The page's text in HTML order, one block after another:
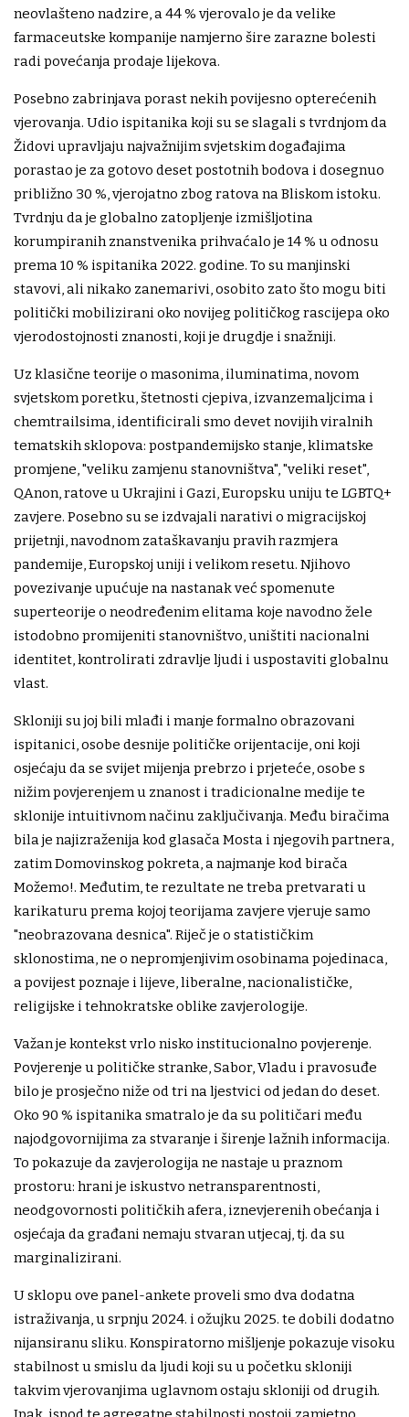
neovlašteno nadzire, a 44 % vjerovalo je da velike
farmaceutske kompanije namjerno šire zarazne bolesti
radi povećanja prodaje lijekova.
Posebno zabrinjava porast nekih povijesno opterećenih
vjerovanja. Udio ispitanika koji su se slagali s tvrdnjom da
Židovi upravljaju najvažnijim svjetskim događajima
porastao je za gotovo deset postotnih bodova i dosegnuo
približno 30 %, vjerojatno zbog ratova na Bliskom istoku.
Tvrdnju da je globalno zatopljenje izmišljotina
korumpiranih znanstvenika prihvaćalo je 14 % u odnosu
prema 10 % ispitanika 2022. godine. To su manjinski
stavovi, ali nikako zanemarivi, osobito zato što mogu biti
politički mobilizirani oko novijeg političkog rascijepa oko
vjerodostojnosti znanosti, koji je drugdje i snažniji.
Uz klasične teorije o masonima, iluminatima, novom
svjetskom poretku, štetnosti cjepiva, izvanzemaljcima i
chemtrailsima, identificirali smo devet novijih viralnih
tematskih sklopova: postpandemijsko stanje, klimatske
promjene, "veliku zamjenu stanovništva", "veliki reset",
QAnon, ratove u Ukrajini i Gazi, Europsku uniju te LGBTQ+
zavjere. Posebno su se izdvajali narativi o migracijskoj
prijetnji, navodnom zataškavanju pravih razmjera
pandemije, Europskoj uniji i velikom resetu. Njihovo
povezivanje upućuje na nastanak već spomenute
superteorije o neodređenim elitama koje navodno žele
istodobno promijeniti stanovništvo, uništiti nacionalni
identitet, kontrolirati zdravlje ljudi i uspostaviti globalnu
vlast.
Skloniji su joj bili mlađi i manje formalno obrazovani
ispitanici, osobe desnije političke orijentacije, oni koji
osjećaju da se svijet mijenja prebrzo i prjeteće, osobe s
nižim povjerenjem u znanost i tradicionalne medije te
sklonije intuitivnom načinu zaključivanja. Među biračima
bila je najizraženija kod glasača Mosta i njegovih partnera,
zatim Domovinskog pokreta, a najmanje kod birača
Možemo!. Međutim, te rezultate ne treba pretvarati u
karikaturu prema kojoj teorijama zavjere vjeruje samo
"neobrazovana desnica". Riječ je o statističkim
sklonostima, ne o nepromjenjivim osobinama pojedinaca,
a povijest poznaje i lijeve, liberalne, nacionalističke,
religijske i tehnokratske oblike zavjerologije.
Važan je kontekst vrlo nisko institucionalno povjerenje.
Povjerenje u političke stranke, Sabor, Vladu i pravosuđe
bilo je prosječno niže od tri na ljestvici od jedan do deset.
Oko 90 % ispitanika smatralo je da su političari među
najodgovornijima za stvaranje i širenje lažnih informacija.
To pokazuje da zavjerologija ne nastaje u praznom
prostoru: hrani je iskustvo netransparentnosti,
neodgovornosti političkih afera, iznevjerenih obećanja i
osjećaja da građani nemaju stvaran utjecaj, tj. da su
marginalizirani.
U sklopu ove panel-ankete proveli smo dva dodatna
istraživanja, u srpnju 2024. i ožujku 2025. te dobili dodatno
nijansiranu sliku. Konspiratorno mišljenje pokazuje visoku
stabilnost u smislu da ljudi koji su u početku skloniji
takvim vjerovanjima uglavnom ostaju skloniji od drugih.